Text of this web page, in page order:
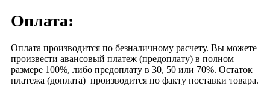
Оплата:
Оплата производится по безналичному расчету. Вы можете
произвести авансовый платеж (предоплату) в полном
размере 100%, либо предоплату в 30, 50 или 70%. Остаток
платежа (доплата) производится по факту поставки товара.